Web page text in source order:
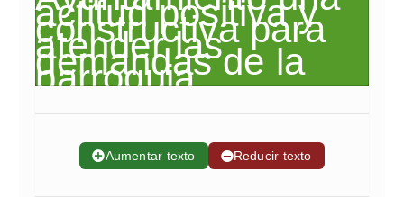
➕Aumentar texto ➖Reducir texto